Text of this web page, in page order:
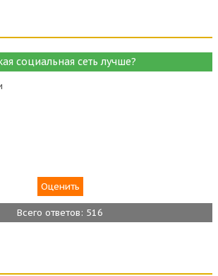
социальная сеть лучше?
Всего ответов: 516